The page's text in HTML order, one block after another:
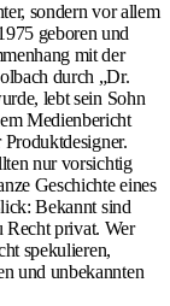
sondern vor allem
geboren und
mit der
durch „Dr.
lebt sein Sohn
Medienbericht
nur vorsichtig
Geschichte eines
Bekannt sind
Recht privat. Wer
spekulieren,
und unbekannten